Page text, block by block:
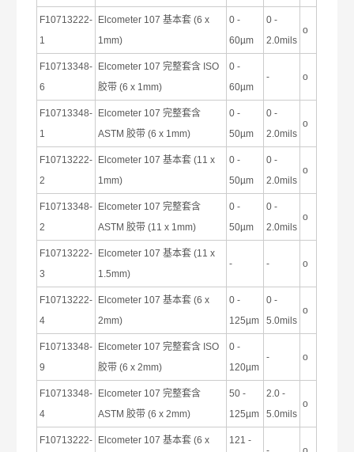
F10713222-
1
Elcometer 107基本套 (6 x
1mm)
0 -
60µm
0 -
2.0mils
ο
F10713348-
6
Elcometer 107完整套含 ISO
胶带 (6 x 1mm)
0 -
60µm
- ο
F10713348-
1
Elcometer 107完整套含
ASTM胶带 (6 x 1mm)
0 -
50µm
0 -
2.0mils
ο
F10713222-
2
Elcometer 107基本套 (11 x
1mm)
0 -
50µm
0 -
2.0mils
ο
F10713348-
2
Elcometer 107完整套含
ASTM胶带 (11 x 1mm)
0 -
50µm
0 -
2.0mils
ο
F10713222-
3
Elcometer 107基本套 (11 x
1.5mm)
- - ο
F10713222-
4
Elcometer 107基本套 (6 x
2mm)
0 -
125µm
0 -
5.0mils
ο
F10713348-
9
Elcometer 107完整套含 ISO
胶带 (6 x 2mm)
0 -
120µm
- ο
F10713348-
4
Elcometer 107完整套含
ASTM胶带 (6 x 2mm)
50 -
125µm
2.0 -
5.0mils
ο
F10713222- Elcometer 107基本套 (6 x
121 -